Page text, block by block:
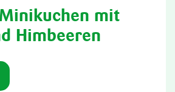
mit
Himbeeren